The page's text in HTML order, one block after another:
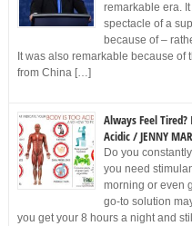
remarkable era.
spectacle of a
because of –
It was also remarkable because
from China […]
Always Feel Tired?
Acidic / JENNY
Do you
you need
morning or even
go-to solution
you get your 8 hours a night and